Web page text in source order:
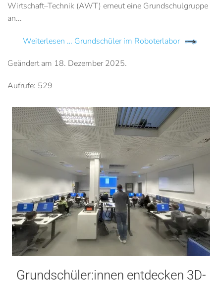
Wirtschaft–Technik (AWT) erneut eine Grundschulgruppe
an...
Weiterlesen … Grundschüler im Roboterlabor
Geändert am 18. Dezember 2025.
Aufrufe: 529
Grundschüler:innen entdecken 3D-